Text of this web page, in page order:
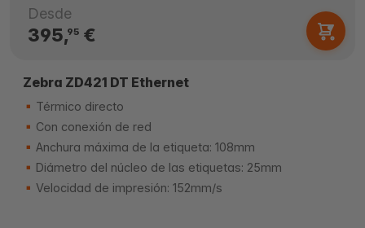
Desde
395,95€
Zebra ZD421 DT Ethernet
Térmico directo
Con conexión de red
Anchura máxima de la etiqueta: 108mm
Diámetro del núcleo de las etiquetas: 25mm
Velocidad de impresión: 152mm/s